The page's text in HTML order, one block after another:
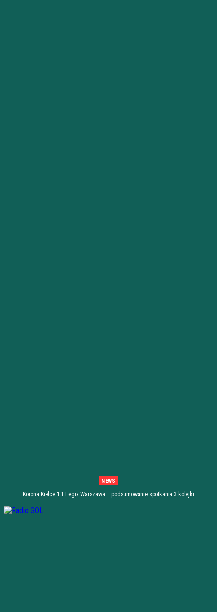
NEWS
Korona Kielce 1:1 Legia Warszawa – podsumowanie spotkania 3 kolejki